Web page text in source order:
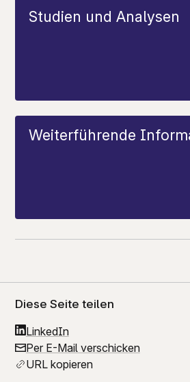
Studien und Analysen
Weiterführende
Diese Seite teilen
LinkedIn
Per E-Mail verschicken
URL kopieren